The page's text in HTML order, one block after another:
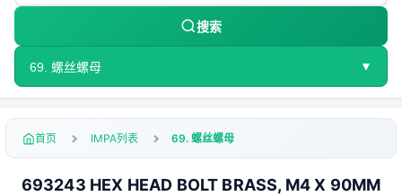
搜索
69. 螺丝螺母 ▼
首页 IMPA列表 69. 螺丝螺母
693243 HEX HEAD BOLT BRASS, M4 X 90MM